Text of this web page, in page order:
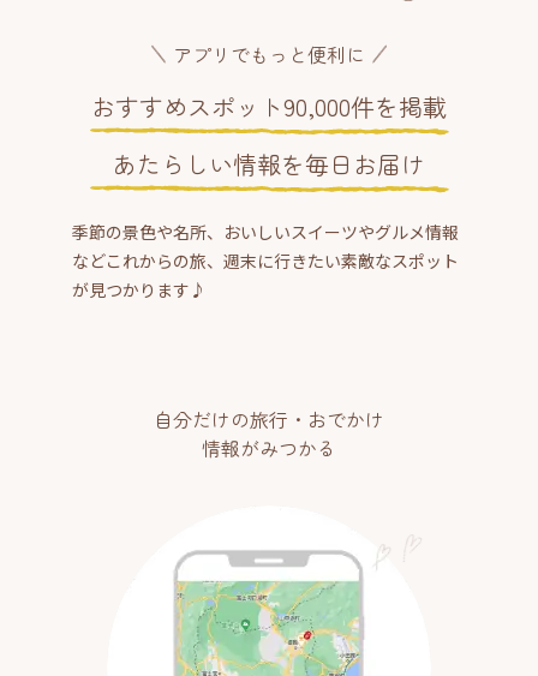
アプリでもっと便利に
おすすめスポット90,000件を掲載
あたらしい情報を毎日お届け
季節の景色や名所、おいしいスイーツやグルメ情報
などこれからの旅、週末に行きたい素敵なスポット
が見つかります♪
自分だけの旅行・おでかけ
情報がみつかる